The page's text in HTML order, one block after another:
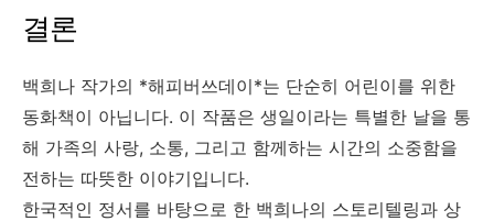
결론
백희나 작가의 *해피버쓰데이*는 단순히 어린이를 위한
동화책이 아닙니다. 이 작품은 생일이라는 특별한 날을 통
해 가족의 사랑, 소통, 그리고 함께하는 시간의 소중함을
전하는 따뜻한 이야기입니다.
한국적인 정서를 바탕으로 한 백희나의 스토리텔링과 상